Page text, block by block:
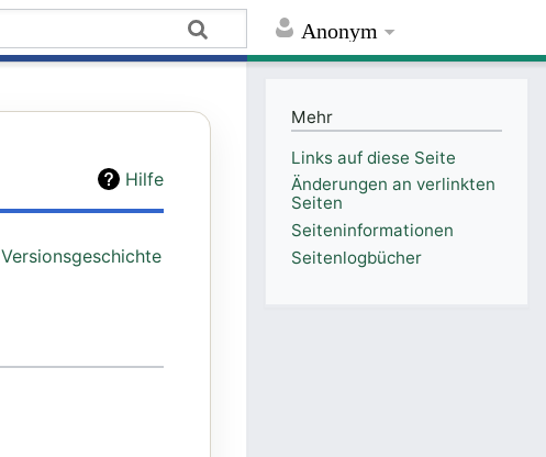
Anonym
Hilfe
Versionsgeschichte
Mehr
Links auf diese Seite
Änderungen an verlinkten
Seiten
Seiten­informationen
Seitenlogbücher